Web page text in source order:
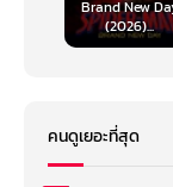
Brand New
(2026)...
คนดูเยอะที่สุด